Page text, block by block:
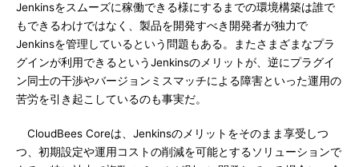
Jenkinsをスムーズに稼働できる様にするまでの環境構築は誰で
もできるわけではなく、製品を開発すべき開発者が独力で
Jenkinsを管理しているという問題もある。またさまざまなプラ
グインが利用できるというJenkinsのメリットが、逆にプラグイ
ン同士の干渉やバージョンミスマッチによる障害といった運用の
苦労を引き起こしているのも事実だ。
CloudBees Coreは、Jenkinsのメリットをそのまま享受しつ
つ、初期設定や運用コストの削減を可能とするソリューションで